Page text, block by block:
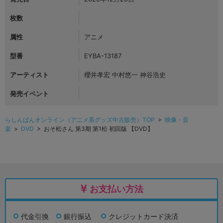
枚数
属性 アニメ
型番 EYBA-13187
アーティスト 櫻井孝宏 中村悠一 神谷浩史
発売イベント
らしんばんオンライン（アニメ系グッズ中古販売）TOP > 映像・音
楽 > DVD > おそ松さん 第3期 第1松 初回版 【DVD】
お支払い方法
代金引換 銀行振込 クレジットカード決済